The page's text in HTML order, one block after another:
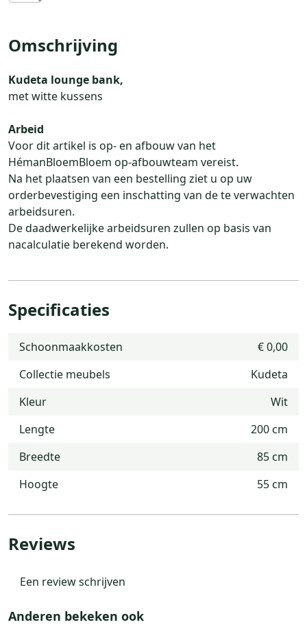
Omschrijving
Kudeta lounge bank,
met witte kussens
Arbeid
Voor dit artikel is op- en afbouw van het
HémanBloemBloem op-afbouwteam vereist.
Na het plaatsen van een bestelling ziet u op uw
orderbevestiging een inschatting van de te verwachten
arbeidsuren.
De daadwerkelijke arbeidsuren zullen op basis van
nacalculatie berekend worden.
Specificaties
Schoonmaakkosten
€ 0,00
Collectie meubels
Kudeta
Kleur
Wit
Lengte
200 cm
Breedte
85 cm
Hoogte
55 cm
Reviews
Een review schrijven
Anderen bekeken ook